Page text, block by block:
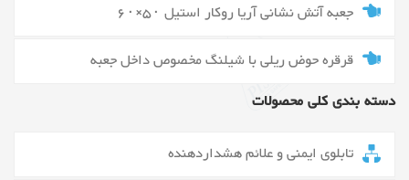
جعبه آتش نشانی آریا روکار استیل ۵۰×۶۰
قرقره حوض ریلی با شیلنگ مخصوص داخل جعبه
دسته بندی کلی محصولات
تابلوی ایمنی و علائم هشداردهنده